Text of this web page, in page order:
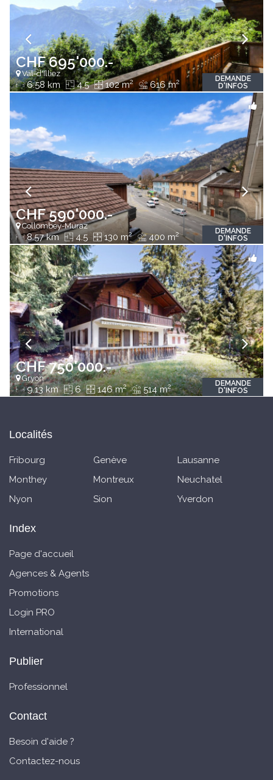
CHF 695'000.-
Val-d'Illiez
6.58 km 4.5 102 m2 616 m2
DEMANDE
D'INFOS
CHF 590'000.-
Collombey-Muraz
8.57 km 4.5 130 m2 400 m2
DEMANDE
D'INFOS
CHF 750'000.-
Gryon
9.13 km 6 146 m2 514 m2
DEMANDE
D'INFOS
Localités
Fribourg Genève
Lausanne
Monthey
Montreux
Neuchatel
Nyon
Sion Yverdon
Index
Page d'accueil
Agences & Agents
Promotions
Login PRO
International
Publier
Professionnel
Contact
Besoin d'aide ?
Contactez-nous